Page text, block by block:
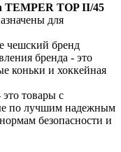
TEMPER TOP II/45
для
чешский бренд
бренда - это
коньки и хоккейная
товары с
по лучшим надежным
безопасности и